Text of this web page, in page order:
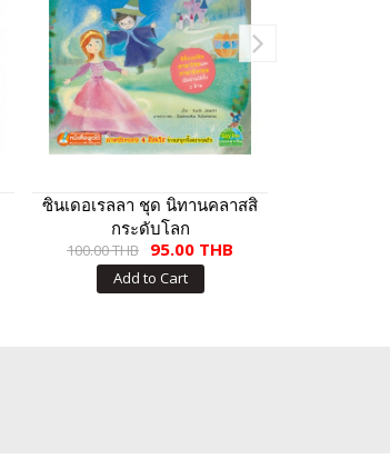
ซินเดอเรลลา ชุด นิทานคลาสสิ
กระดับโลก
100.00 THB 95.00 THB
Add to Cart